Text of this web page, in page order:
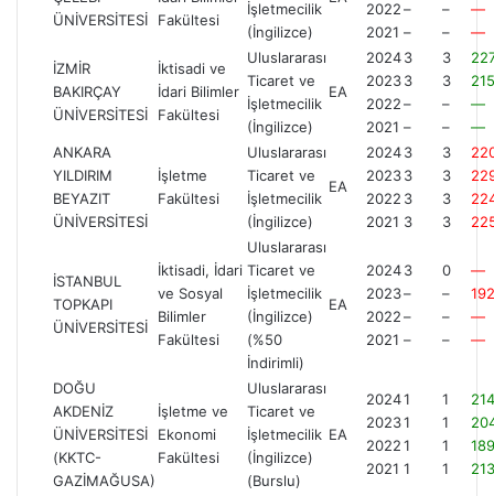
ÜNİVERSİTESİ
Fakültesi
İşletmecilik
(İngilizce)
2022
2021
–
–
–
–
—
—
İZMİR
BAKIRÇAY
ÜNİVERSİTESİ
İktisadi ve
İdari Bilimler
Fakültesi
Uluslararası
Ticaret ve
İşletmecilik
(İngilizce)
EA
2024
2023
2022
2021
3
3
–
–
3
3
–
–
—
—
ANKARA
YILDIRIM
BEYAZIT
ÜNİVERSİTESİ
İşletme
Fakültesi
Uluslararası
Ticaret ve
İşletmecilik
(İngilizce)
EA
2024
2023
2022
2021
3
3
3
3
3
3
3
3
İSTANBUL
TOPKAPI
ÜNİVERSİTESİ
İktisadi, İdari
ve Sosyal
Bilimler
Fakültesi
Uluslararası
Ticaret ve
İşletmecilik
(İngilizce)
(%50
İndirimli)
EA
2024
2023
2022
2021
3
–
–
–
0
–
–
–
—
—
—
DOĞU
AKDENİZ
ÜNİVERSİTESİ
(KKTC-
GAZİMAĞUSA)
İşletme ve
Ekonomi
Fakültesi
Uluslararası
Ticaret ve
İşletmecilik
(İngilizce)
(Burslu)
EA
2024
2023
2022
2021
1
1
1
1
1
1
1
1